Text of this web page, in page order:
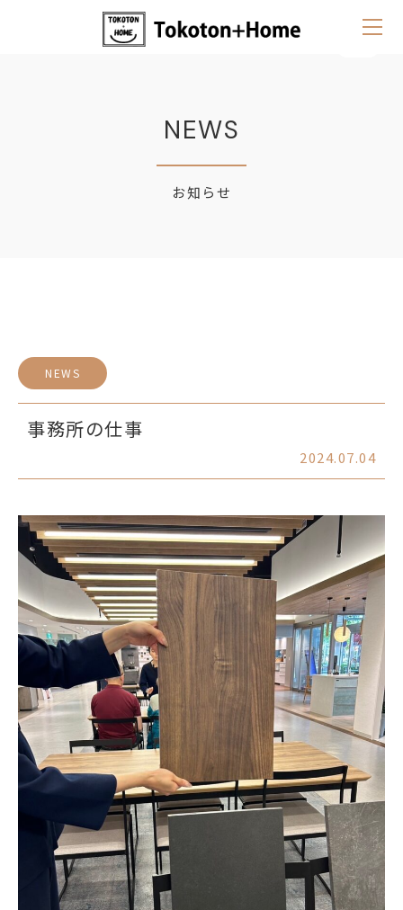
NEWS
お知らせ
NEWS
事務所の仕事
2024.07.04